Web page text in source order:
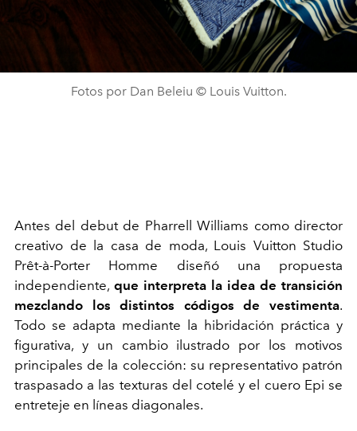
Fotos por Dan Beleiu © Louis Vuitton.
Antes del debut de Pharrell Williams como director
creativo de la casa de moda, Louis Vuitton Studio
Prêt-à-Porter Homme diseñó una propuesta
independiente, que interpreta la idea de transición
mezclando los distintos códigos de vestimenta.
Todo se adapta mediante la hibridación práctica y
figurativa, y un cambio ilustrado por los motivos
principales de la colección: su representativo patrón
traspasado a las texturas del cotelé y el cuero Epi se
entreteje en líneas diagonales.